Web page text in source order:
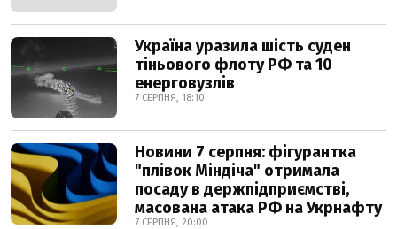
Україна уразила шість суден
тіньового флоту РФ та 10
енерговузлів
7 СЕРПНЯ, 18:10
Новини 7 серпня: фігурантка
"плівок Міндіча" отримала
посаду в держпідприємстві,
масована атака РФ на Укрнафту
7 СЕРПНЯ, 20:00